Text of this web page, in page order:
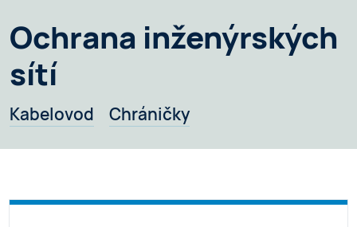
Ochrana inženýrských
sítí
Kabelovod Chráničky